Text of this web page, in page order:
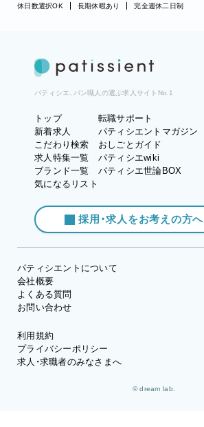
休日数選択OK
長期休暇あり 完全週休二日制
パティシエ、パン職人の選ぶ求人サイトNo.1
トップ
新着求人
こだわり検索
求人特集一覧
ブランド一覧
気になるリスト
転職サポート
パティシエントマガジン
おしごとガイド
パティシエwiki
パティシエ世論BOX
採用・求人をお考えの方へ
パティシエントについて
会社概要
よくある質問
お問い合わせ
利用規約
プライバシーポリシー
求人・求職者のみなさまへ
© dream lab.